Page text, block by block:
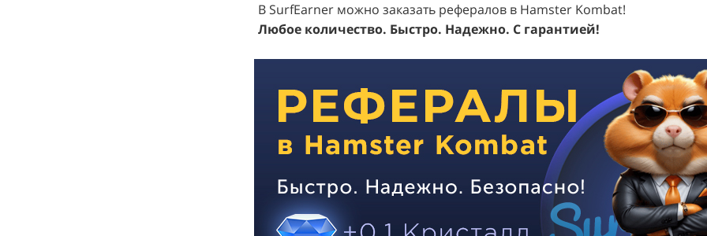
В SurfEarner можно заказать рефералов в Hamster Kombat!
Любое количество. Быстро. Надежно. С гарантией!